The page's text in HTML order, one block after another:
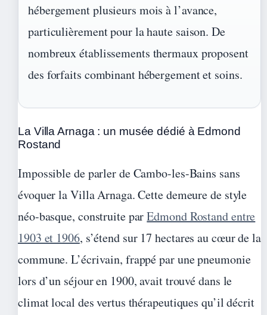
hébergement plusieurs mois à l’avance,
particulièrement pour la haute saison. De
nombreux établissements thermaux proposent
des forfaits combinant hébergement et soins.
La Villa Arnaga : un musée dédié à Edmond
Rostand
Impossible de parler de Cambo-les-Bains sans
évoquer la Villa Arnaga. Cette demeure de style
néo-basque, construite parEdmond Rostand entre
1903 et 1906, s’étend sur 17 hectares au cœur de la
commune. L’écrivain, frappé par une pneumonie
lors d’un séjour en 1900, avait trouvé dans le
climat local des vertus thérapeutiques qu’il décrit